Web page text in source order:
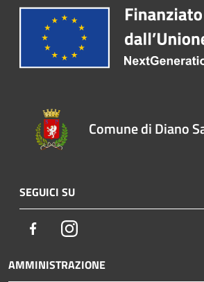
Comune di Diano
SEGUICI SU
FacebookInstagram
AMMINISTRAZIONE